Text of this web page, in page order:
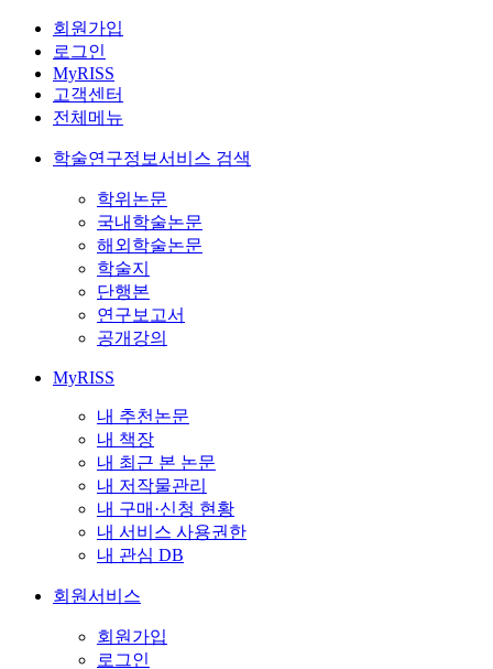
회원가입
로그인
MyRISS
고객센터
전체메뉴
학술연구정보서비스 검색
학위논문
국내학술논문
해외학술논문
학술지
단행본
연구보고서
공개강의
MyRISS
내 추천논문
내 책장
내 최근 본 논문
내 저작물관리
내 구매·신청 현황
내 서비스 사용권한
내 관심 DB
회원서비스
회원가입
로그인